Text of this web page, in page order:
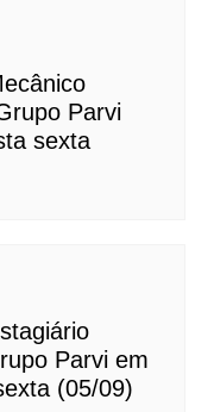
Parvi
sexta
Parvi em
(05/09)